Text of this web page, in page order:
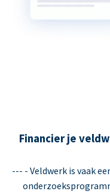
Financier je
--- - Veldwerk is vaak